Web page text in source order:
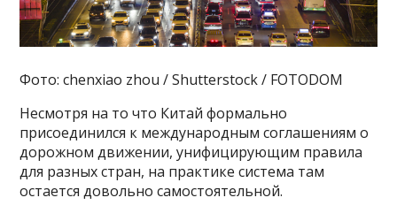
Фото: chenxiao zhou / Shutterstock / FOTODOM
Несмотря на то что Китай формально
присоединился к международным соглашениям о
дорожном движении, унифицирующим правила
для разных стран, на практике система там
остается довольно самостоятельной.